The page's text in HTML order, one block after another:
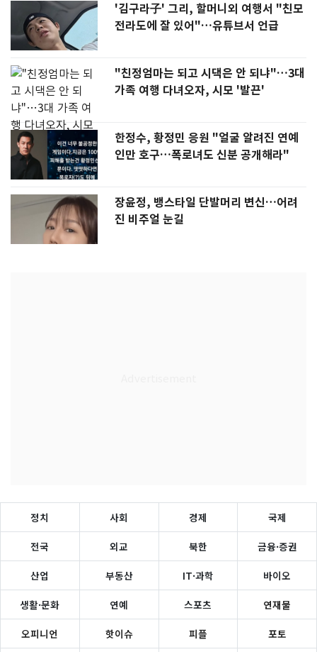
'김구라子' 그리, 할머니외 여행서 "친모
전라도에 잘 있어"…유튜브서 언급
"친정엄마는 되고 시댁은 안 되냐"…3대
가족 여행 다녀오자, 시모 '발끈'
한정수, 황정민 응원 "얼굴 알려진 연예
인만 호구…폭로녀도 신분 공개해라"
장윤정, 뱅스타일 단발머리 변신…어려
진 비주얼 눈길
정치 사회 경제 국제
전국 외교 북한 금융·증권
산업 부동산 IT·과학 바이오
생활·문화 연예 스포츠 연재물
오피니언 핫이슈 피플 포토